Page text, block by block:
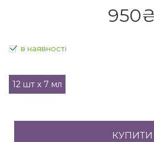
950₴
в наявності
12 шт х 7 мл
КУПИТИ